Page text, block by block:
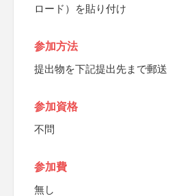
ロード）を貼り付け
参加方法
提出物を下記提出先まで郵送
参加資格
不問
参加費
無し